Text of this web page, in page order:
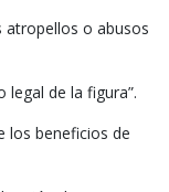
atropellos o abusos
legal de la figura”.
los beneficios de